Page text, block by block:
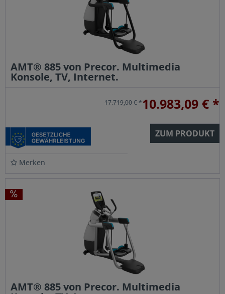
AMT® 885 von Precor. Multimedia
Konsole, TV, Internet.
10.983,09 € *
17.719,00 € *
ZUM PRODUKT
Merken
AMT® 885 von Precor. Multimedia